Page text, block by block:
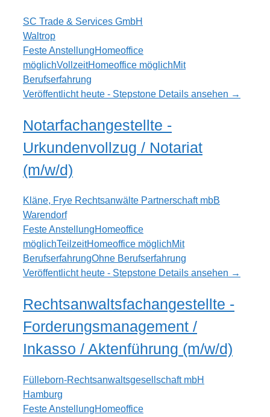
SC Trade & Services GmbH
Waltrop
Feste AnstellungHomeoffice
möglichVollzeitHomeoffice möglichMit
Berufserfahrung
Veröffentlicht heute - Stepstone Details ansehen →
Notarfachangestellte -
Urkundenvollzug / Notariat
(m/w/d)
Kläne, Frye Rechtsanwälte Partnerschaft mbB
Warendorf
Feste AnstellungHomeoffice
möglichTeilzeitHomeoffice möglichMit
BerufserfahrungOhne Berufserfahrung
Veröffentlicht heute - Stepstone Details ansehen →
Rechtsanwaltsfachangestellte -
Forderungsmanagement /
Inkasso / Aktenführung (m/w/d)
Fülleborn-Rechtsanwaltsgesellschaft mbH
Hamburg
Feste AnstellungHomeoffice